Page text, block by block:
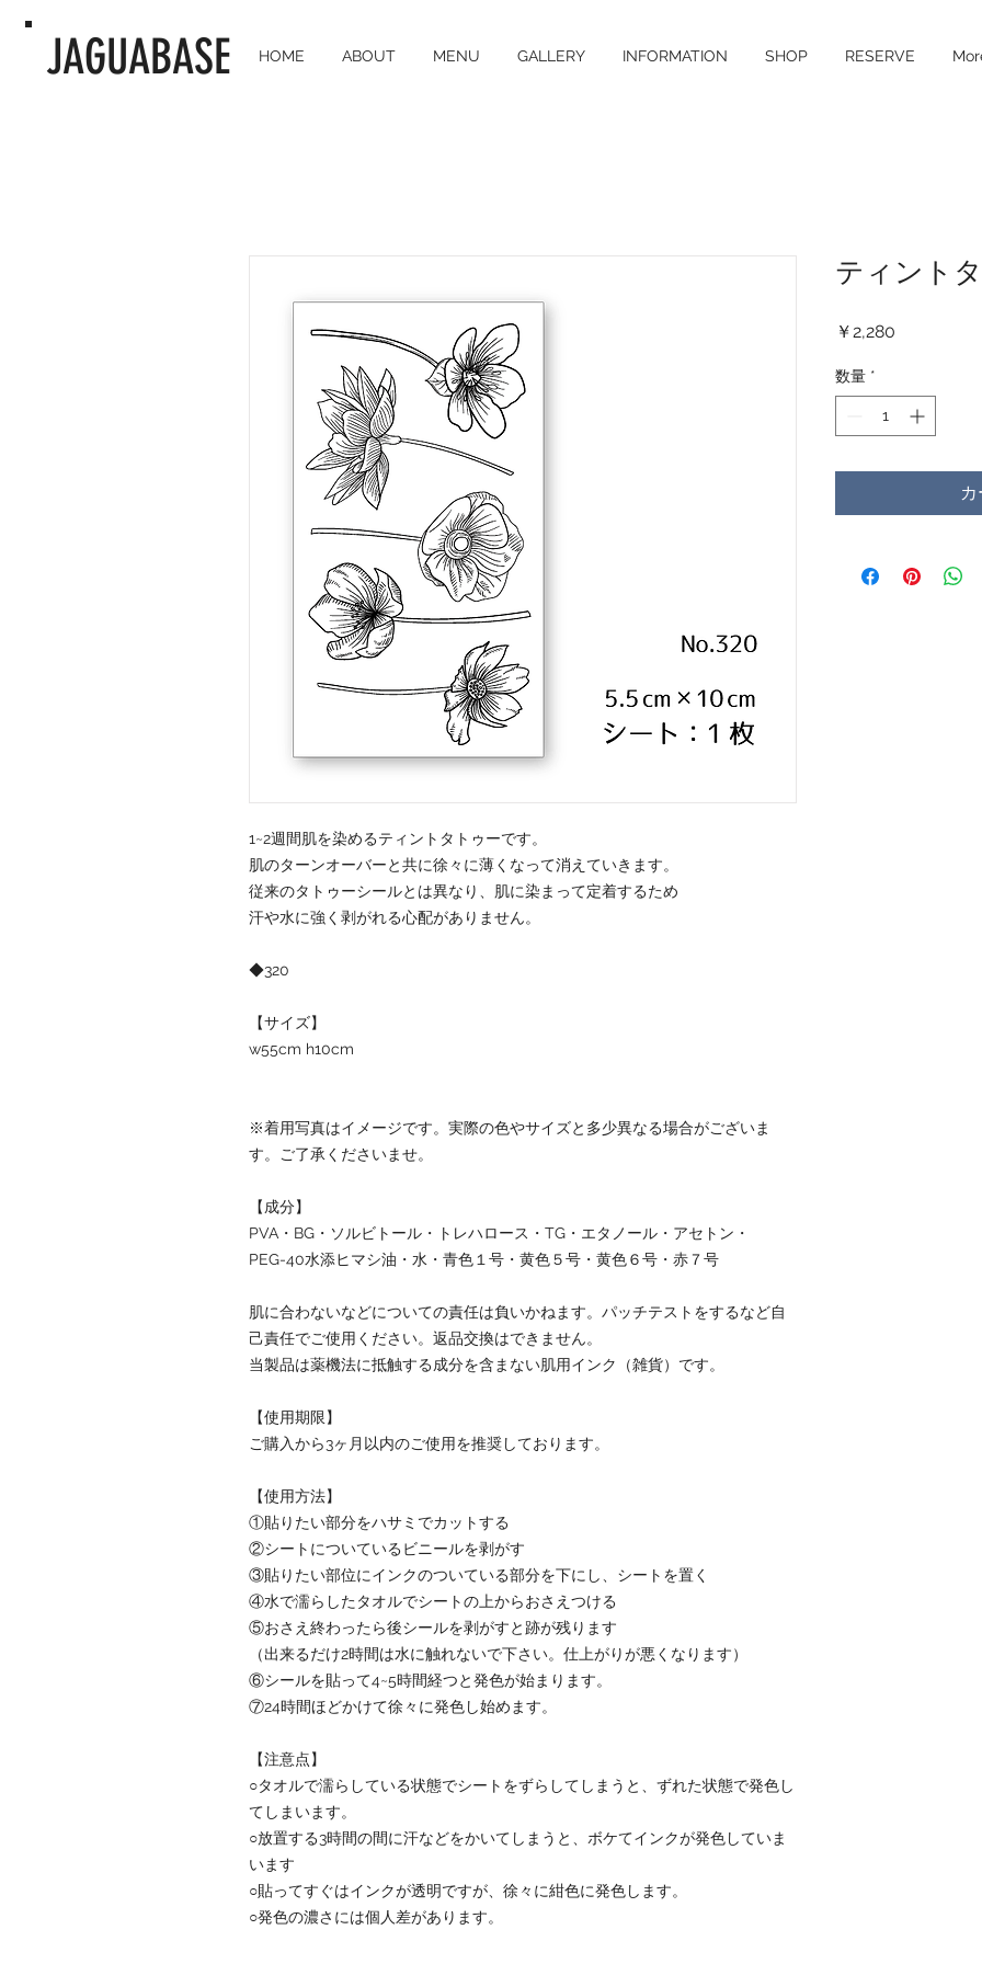
HOME ABOUT MENU GALLERY INFORMATION SHOP RESERVE
1~2週間肌を染めるティントタトゥーです。
肌のターンオーバーと共に徐々に薄くなって消えていきます。
従来のタトゥーシールとは異なり、肌に染まって定着するため
汗や水に強く剥がれる心配がありません。
◆320
【サイズ】
w55cm h10cm
※着用写真はイメージです。実際の色やサイズと多少異なる場合がございま
す。ご了承くださいませ。
【成分】
PVA・BG・ソルビトール・トレハロース・TG・エタノール・アセトン・
PEG-40水添ヒマシ油・水・青色１号・黄色５号・黄色６号・赤７号
肌に合わないなどについての責任は負いかねます。パッチテストをするなど自
己責任でご使用ください。返品交換はできません。
当製品は薬機法に抵触する成分を含まない肌用インク（雑貨）です。
【使用期限】
ご購入から3ヶ月以内のご使用を推奨しております。
【使用方法】
①貼りたい部分をハサミでカットする
②シートについているビニールを剥がす
③貼りたい部位にインクのついている部分を下にし、シートを置く
④水で濡らしたタオルでシートの上からおさえつける
⑤おさえ終わったら後シールを剥がすと跡が残ります
（出来るだけ2時間は水に触れないで下さい。仕上がりが悪くなります）
⑥シールを貼って4~5時間経つと発色が始まります。
⑦24時間ほどかけて徐々に発色し始めます。
【注意点】
○タオルで濡らしている状態でシートをずらしてしまうと、ずれた状態で発色し
てしまいます。
○放置する3時間の間に汗などをかいてしまうと、ボケてインクが発色していま
います
○貼ってすぐはインクが透明ですが、徐々に紺色に発色します。
○発色の濃さには個人差があります。
ティント
￥2,280
数量 *
JAGUABASE